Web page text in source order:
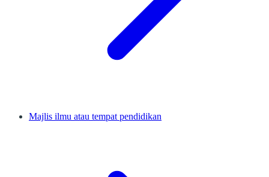
Majlis ilmu atau tempat pendidikan